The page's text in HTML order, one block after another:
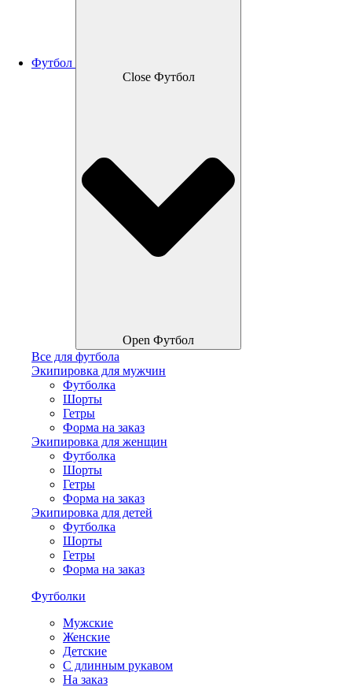
Футбол
Close Футбол
Open Футбол
Все для футбола
Экипировка для мужчин
Футболка
Шорты
Гетры
Форма на заказ
Экипировка для женщин
Футболка
Шорты
Гетры
Форма на заказ
Экипировка для детей
Футболка
Шорты
Гетры
Форма на заказ
Футболки
Мужские
Женские
Детские
С длинным рукавом
На заказ